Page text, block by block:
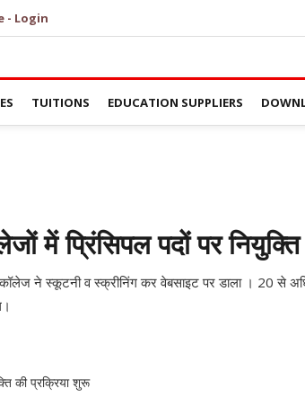
- Login
TUITIONS EDUCATION SUPPLIERS
में प्रिंसिपल पदों पर
कॉलेज ने स्कूटनी व स्क्रीनिंग कर वेबसाइट पर डाला । 20 से